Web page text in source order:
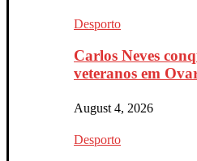
Desporto
Carlos Neves
veteranos em
August 4, 2026
Desporto